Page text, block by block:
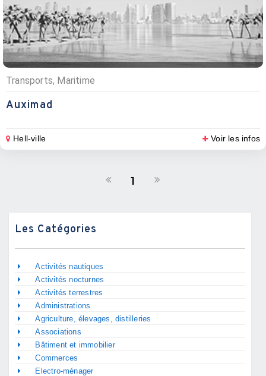
Transports, Maritime
Auximad
Hell-ville Voir les infos
1
Les Catégories
Activités nautiques
Activités nocturnes
Activités terrestres
Administrations
Agriculture, élevages, distilleries
Associations
Bâtiment et immobilier
Commerces
Electro-ménager